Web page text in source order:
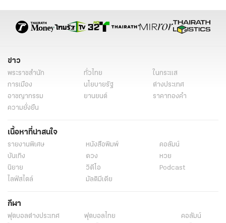
ข่าว
พระราชสำนัก ทั่วไทย
ในกระแส
การเมือง
นโยบายรัฐ
ต่างประเทศ
อาชญากรรม
ยานยนต์
ราคาทองคำ
ความยั่งยืน
เนื้อหาที่น่าสนใจ
รายงานพิเศษ หนังสือพิมพ์
คอลัมน์
บันเทิง
ดวง
หวย
นิยาย
วิดีโอ
Podcast
ไลฟ์สไตล์
มัลติมีเดีย
กีฬา
ฟุตบอลต่่างประเทศ ฟุตบอลไทย
คอลัมน์